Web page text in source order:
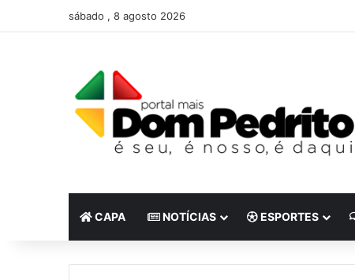
sábado , 8 agosto 2026
CAPA NOTÍCIAS ESPORTES